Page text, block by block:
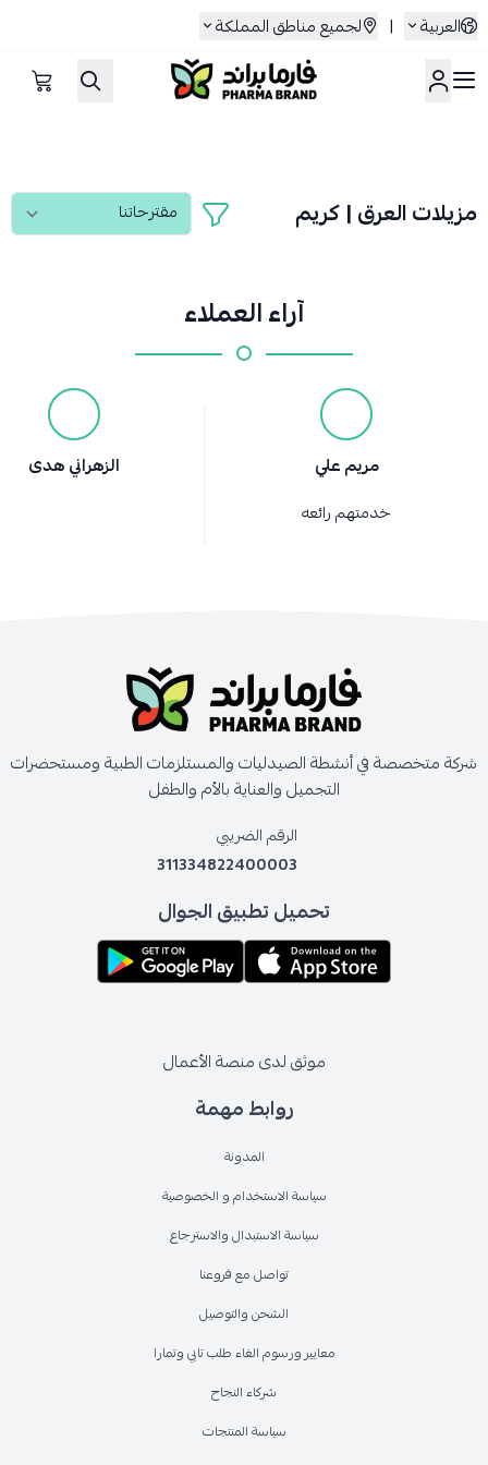
العربية | لجميع مناطق المملكة
صيدلية فارما براند
مزيلات العرق | كريم
آراء العملاء
مريم علي
خدمتهم رائعه
الزهراني هدى
روابط مهمة
المدونة
سياسة الاستخدام و الخصوصية
سياسة الاستبدال والاسترجاع
تواصل مع فروعنا
الشحن والتوصيل
معايير ورسوم الغاء طلب تابي وتمارا
شركاء النجاح
سياسة المنتجات
شركة متخصصة في أنشطة الصيدليات والمستلزمات الطبية ومستحضرات
التجميل والعناية بالأم والطفل
الرقم الضريبي
311334822400003
تحميل تطبيق الجوال
موثق لدى منصة الأعمال